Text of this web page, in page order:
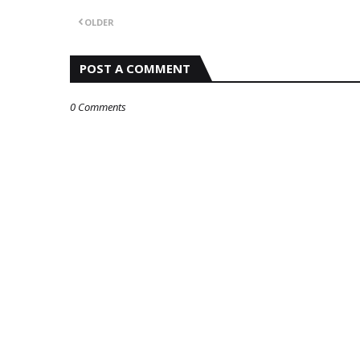
OLDER
POST A COMMENT
0 Comments